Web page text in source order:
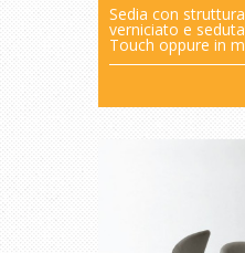
Sedia con
verniciato e
Touch oppure in